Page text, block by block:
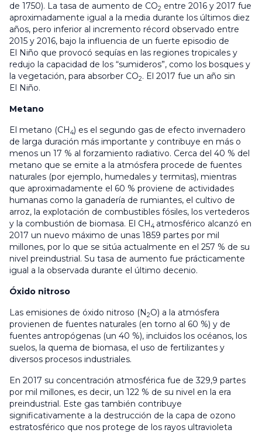
de 1750). La tasa de aumento de CO2 entre 2016 y 2017 fue
aproximadamente igual a la media durante los últimos diez
años, pero inferior al incremento récord observado entre
2015 y 2016, bajo la influencia de un fuerte episodio de
El Niño que provocó sequías en las regiones tropicales y
redujo la capacidad de los “sumideros”, como los bosques y
la vegetación, para absorber CO2. El 2017 fue un año sin
El Niño.
Metano
El metano (CH4) es el segundo gas de efecto invernadero
de larga duración más importante y contribuye en más o
menos un 17 % al forzamiento radiativo. Cerca del 40 % del
metano que se emite a la atmósfera procede de fuentes
naturales (por ejemplo, humedales y termitas), mientras
que aproximadamente el 60 % proviene de actividades
humanas como la ganadería de rumiantes, el cultivo de
arroz, la explotación de combustibles fósiles, los vertederos
y la combustión de biomasa. El CH4 atmosférico alcanzó en
2017 un nuevo máximo de unas 1859 partes por mil
millones, por lo que se sitúa actualmente en el 257 % de su
nivel preindustrial. Su tasa de aumento fue prácticamente
igual a la observada durante el último decenio.
Óxido nitroso
Las emisiones de óxido nitroso (N2O) a la atmósfera
provienen de fuentes naturales (en torno al 60 %) y de
fuentes antropógenas (un 40 %), incluidos los océanos, los
suelos, la quema de biomasa, el uso de fertilizantes y
diversos procesos industriales.
En 2017 su concentración atmosférica fue de 329,9 partes
por mil millones, es decir, un 122 % de su nivel en la era
preindustrial. Este gas también contribuye
significativamente a la destrucción de la capa de ozono
estratosférico que nos protege de los rayos ultravioleta